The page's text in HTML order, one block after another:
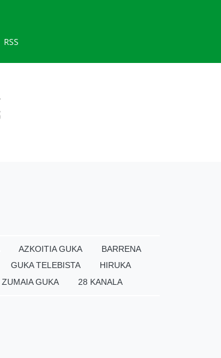
RSS
AZKOITIA GUKA
BARRENA
GUKA TELEBISTA
HIRUKA
ZUMAIA GUKA 28 KANALA